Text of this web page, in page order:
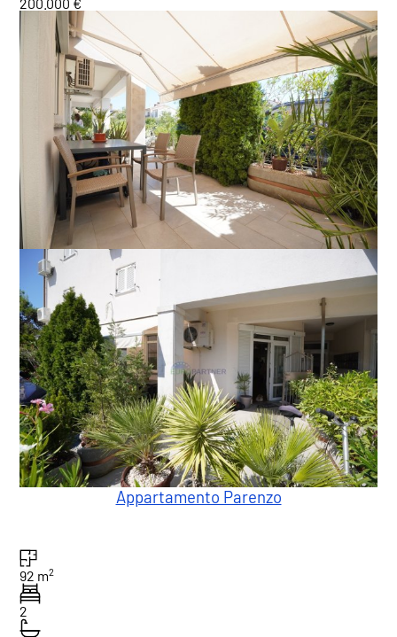
200.000 €
Appartamento Parenzo
92 m2
2